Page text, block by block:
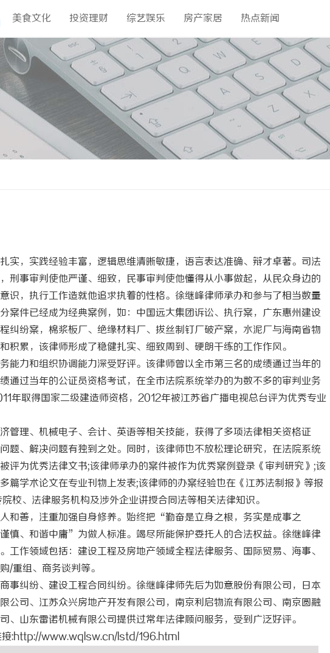
美食文化 投资理财 综艺娱乐 房产家居 热点新闻
实，实践经验丰富，逻辑思维清晰敏捷，语言表达准确、辩才卓著。司法
刑事审判使他严谨、细致，民事审判使他懂得从小事做起，从民众身边的
识，执行工作造就他追求执着的性格。徐继峰律师承办和参与了相当数量
案件已经成为经典案例，如：中国远大集团诉讼、执行案，广东惠州建设
纠纷案，棉浆板厂、绝缘材料厂、拔丝制钉厂破产案，水泥厂与海南省物
积累，该律师形成了稳健扎实、细致周到、硬朗干练的工作作风。
能力和组织协调能力深受好评。该律师曾以全市第三名的成绩通过当年的
通过当年的公证员资格考试，在全市法院系统举办的为数不多的审判业务
年取得国家二级建造师资格，2012年被江苏省广播电视总台评为优秀专业
管理、机械电子、会计、英语等相关技能，获得了多项法律相关资格证
题、解决问题有独到之处。同时，该律师也不放松理论研究，在法院系统
评为优秀法律文书;该律师承办的案件被作为优秀案例登录《审判研究》;该
篇学术论文在专业刊物上发表;该律师的办案经验也在《江苏法制报》等报
校、法律服务机构及涉外企业讲授合同法等相关法律知识。
和善，注重加强自身修养。始终把“勤奋是立身之根，务实是成事之
、和谐中庸”为做人标准。竭尽所能保护委托人的合法权益。徐继峰律
工作领域包括：建设工程及房地产领域全程法律服务、国际贸易、海事、
/重组、商务谈判等。
事纠纷、建设工程合同纠纷。徐继峰律师先后为如意股份有限公司，日本
公司、江苏众兴房地产开发有限公司，南京利启物流有限公司、南京圆融
、山东雷诺机械有限公司提供过常年法律顾问服务，受到广泛好评。
:http://www.wqlsw.cn/lstd/196.html
配眼镜 上海配眼镜